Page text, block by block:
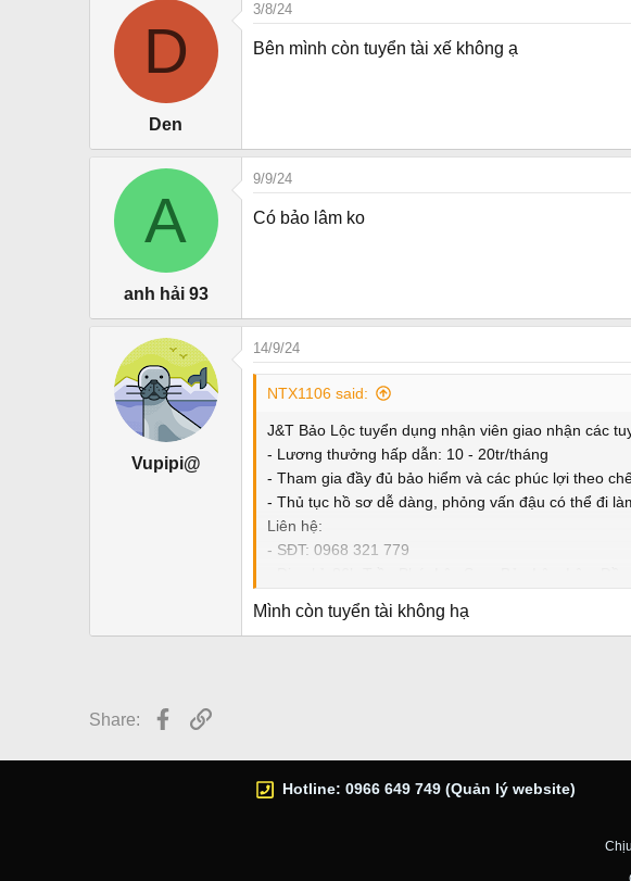
D
Den
3/8/24
Bên mình còn tuyển tài xế không ạ
A
anh hải 93
9/9/24
Có bảo lâm ko
Vupipi@
14/9/24
NTX1106 said:
J&T Bảo Lộc tuyển dụng nhận viên giao nhận các
- Lương thưởng hấp dẫn: 10 - 20tr/tháng
- Tham gia đầy đủ bảo hiểm và các phúc lợi theo
- Thủ tục hồ sơ dễ dàng, phỏng vấn đậu có thể đi
Liên hệ:
- SĐT: 0968 321 779
Mình còn tuyển tài không hạ
Share: Facebook
Link
Hotline: 0966 649 749 (Quản lý website)